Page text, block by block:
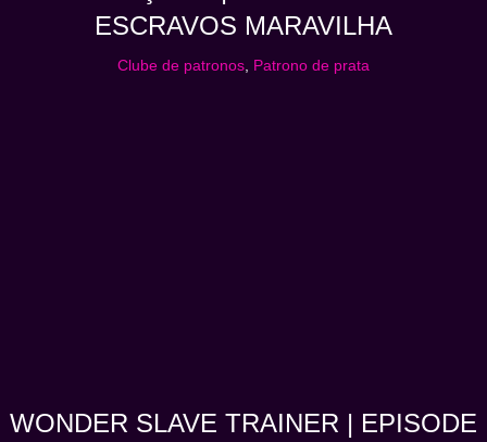
ESCRAVOS MARAVILHA
Clube de patronos Patrono de prata
WONDER SLAVE TRAINER | EPISODE